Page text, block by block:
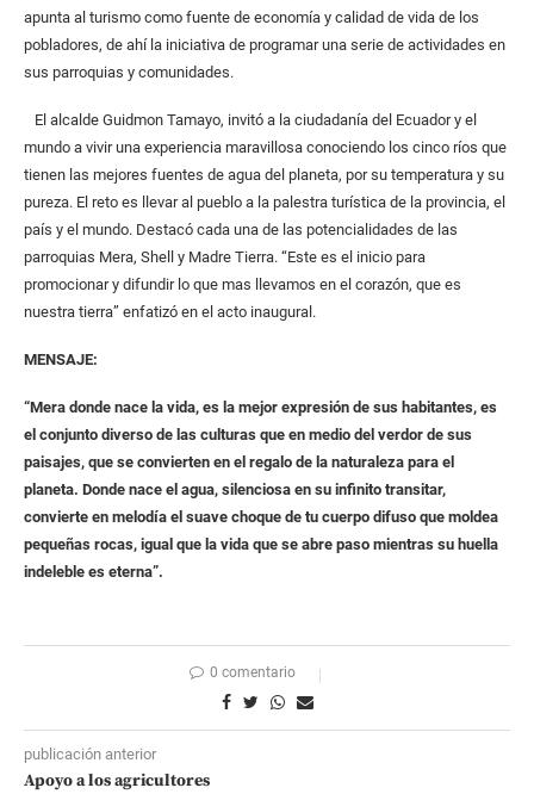
apunta al turismo como fuente de economía y calidad de vida de los
pobladores, de ahí la iniciativa de programar una serie de actividades en
sus parroquias y comunidades.
El alcalde Guidmon Tamayo, invitó a la ciudadanía del Ecuador y el
mundo a vivir una experiencia maravillosa conociendo los cinco ríos que
tienen las mejores fuentes de agua del planeta, por su temperatura y su
pureza. El reto es llevar al pueblo a la palestra turística de la provincia, el
país y el mundo. Destacó cada una de las potencialidades de las
parroquias Mera, Shell y Madre Tierra. “Este es el inicio para
promocionar y difundir lo que mas llevamos en el corazón, que es
nuestra tierra” enfatizó en el acto inaugural.
MENSAJE:
“Mera donde nace la vida, es la mejor expresión de sus habitantes, es
el conjunto diverso de las culturas que en medio del verdor de sus
paisajes, que se convierten en el regalo de la naturaleza para el
planeta. Donde nace el agua, silenciosa en su infinito transitar,
convierte en melodía el suave choque de tu cuerpo difuso que moldea
pequeñas rocas, igual que la vida que se abre paso mientras su huella
indeleble es eterna”.
0 comentario
publicación anterior
Apoyo a los agricultores